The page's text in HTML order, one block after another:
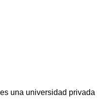
una universidad privada